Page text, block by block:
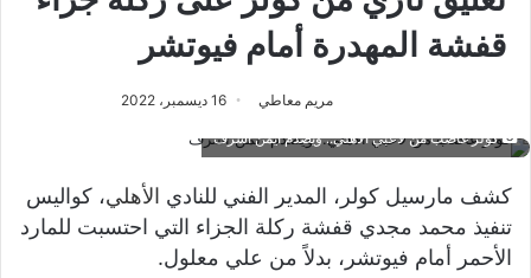
قفشة المهدرة أمام فيوتشر
مريم معاطي 16 ديسمبر، 2022
كولر غاضب من لاعبي الأهلي.. ويصدم أيمن أشرف
كشف مارسيل كولر، المدير الفني للنادي الأهلي، كواليس
تنفيذ محمد مجدي قفشة ركلة الجزاء التي احتسبت للمارد
الأحمر أمام فيوتشر، بدلاً من علي معلول.